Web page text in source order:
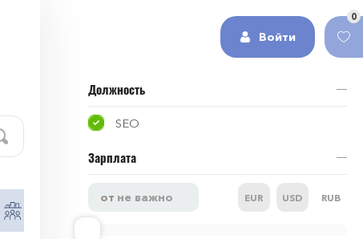
0
Войти
Должность
SEO
Зарплата
RUB
USD
EUR